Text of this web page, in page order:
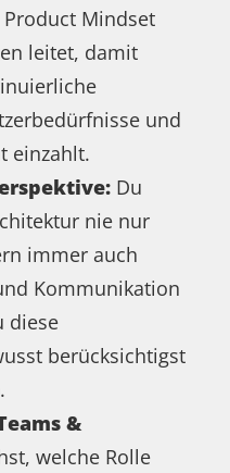
Mindset
leitet, damit
und
einzahlt.
Du
nie nur
immer auch
Kommunikation
diese
berücksichtigst
&
welche Rolle